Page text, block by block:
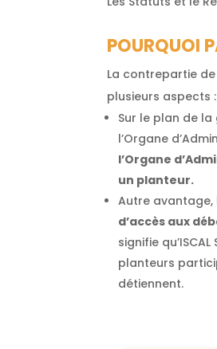
POURQUOI
La contrepartie
plusieurs aspects :
Sur le plan de
l’Organe
l’Organe
un planteur.
Autre
d’accès aux
signifie
planteurs
détiennent.